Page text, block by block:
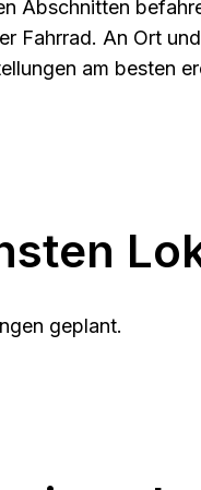
Abschnitten
Fahrrad. An Ort
am besten
geplant.